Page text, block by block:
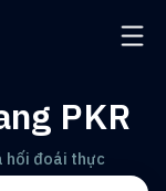
Mở
PKR
hối đoái thực